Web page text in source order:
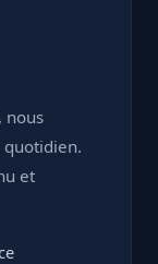
nous
quotidien.
et